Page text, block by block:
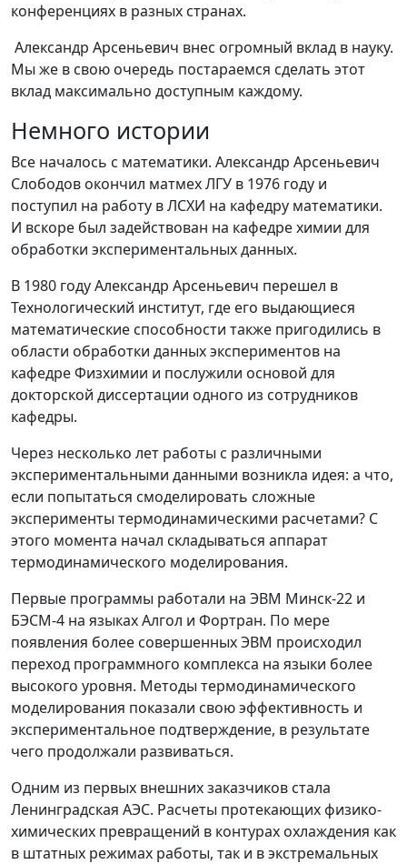
конференциях в разных странах.
Александр Арсеньевич внес огромный вклад в науку.
Мы же в свою очередь постараемся сделать этот
вклад максимально доступным каждому.
Немного истории
Все началось с математики. Александр Арсеньевич
Слободов окончил матмех ЛГУ в 1976 году и
поступил на работу в ЛСХИ на кафедру математики.
И вскоре был задействован на кафедре химии для
обработки экспериментальных данных.
В 1980 году Александр Арсеньевич перешел в
Технологический институт, где его выдающиеся
математические способности также пригодились в
области обработки данных экспериментов на
кафедре Физхимии и послужили основой для
докторской диссертации одного из сотрудников
кафедры.
Через несколько лет работы с различными
экспериментальными данными возникла идея: а что,
если попытаться смоделировать сложные
эксперименты термодинамическими расчетами? С
этого момента начал складываться аппарат
термодинамического моделирования.
Первые программы работали на ЭВМ Минск-22 и
БЭСМ-4 на языках Алгол и Фортран. По мере
появления более совершенных ЭВМ происходил
переход программного комплекса на языки более
высокого уровня. Методы термодинамического
моделирования показали свою эффективность и
экспериментальное подтверждение, в результате
чего продолжали развиваться.
Одним из первых внешних заказчиков стала
Ленинградская АЭС. Расчеты протекающих физико-
химических превращений в контурах охлаждения как
в штатных режимах работы, так и в экстремальных